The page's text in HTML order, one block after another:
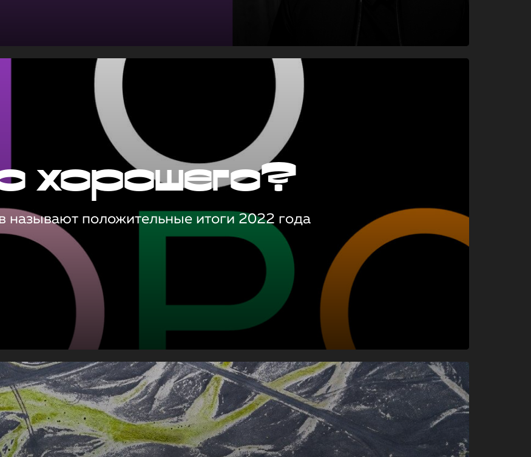
хорошего?
называют положительные итоги 2022 года